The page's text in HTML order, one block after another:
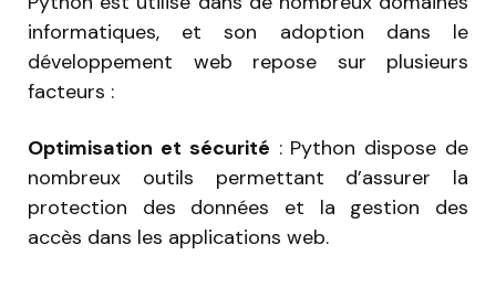
informatiques, et son adoption dans le
développement web repose sur plusieurs
facteurs :
Optimisation et sécurité : Python dispose de
nombreux outils permettant d’assurer la
protection des données et la gestion des
accès dans les applications web.